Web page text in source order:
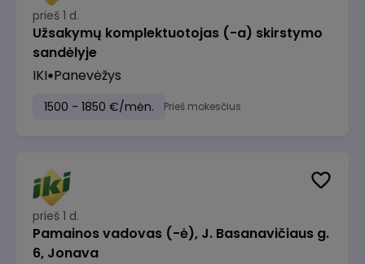
prieš 1 d.
Užsakymų komplektuotojas (-a) skirstymo
sandėlyje
IKI Panevėžys
1500 - 1850 €/mėn. Prieš mokesčius
prieš 1 d.
Pamainos vadovas (-ė), J. Basanavičiaus g.
6, Jonava